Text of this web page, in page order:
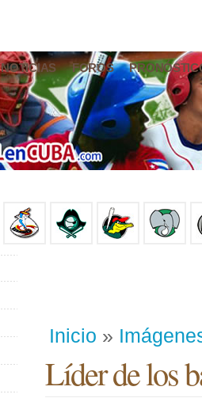
NOTICIAS FOROS
Inicio »
Líder de los